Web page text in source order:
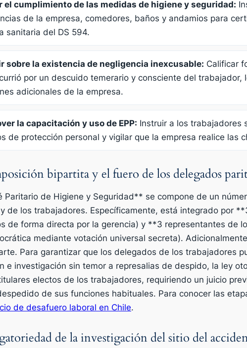
el cumplimiento de las medidas de higiene y seguridad:
de la empresa, comedores, baños y andamios para
sanitaria del DS 594.
sobre la existencia de negligencia inexcusable: Calificar
por un descuido temerario y consciente del trabajador,
adicionales de la empresa.
la capacitación y uso de EPP: Instruir a los trabajadores
de protección personal y vigilar que la empresa realice las
bipartita y el fuero de los delegados
Paritario de Higiene y Seguridad** se compone de un
de los trabajadores. Específicamente, está integrado por
de forma directa por la gerencia) y **3 representantes de
mediante votación universal secreta).
Para garantizar que los delegados de los trabajadores
e investigación sin temor a represalias de despido, la ley
electos de los trabajadores, requiriendo un juicio
de sus funciones habituales. Para conocer las
de desafuero laboral en Chile.
de la investigación del sitio del